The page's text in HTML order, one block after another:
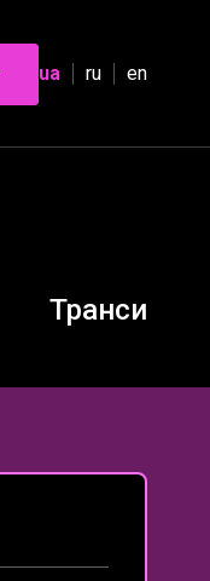
ua ru en
Транси